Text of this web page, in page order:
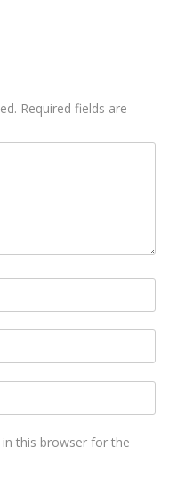
Required fields are
this browser for the